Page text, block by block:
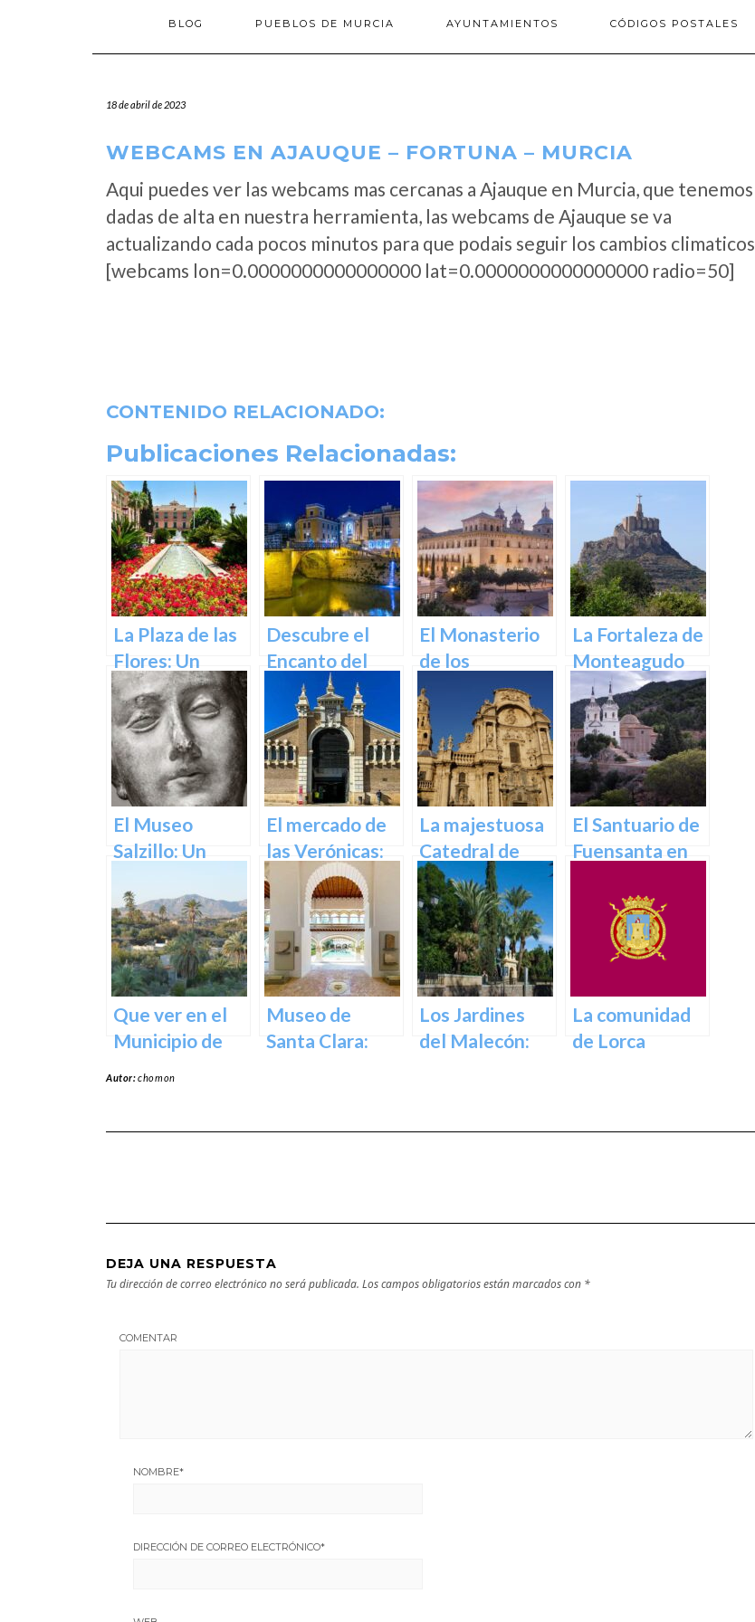
BLOG PUEBLOS DE MURCIA AYUNTAMIENTOS CÓDIGOS POSTALES
18 de abril de 2023
WEBCAMS EN AJAUQUE – FORTUNA – MURCIA
Aqui puedes ver las webcams mas cercanas a Ajauque en Murcia, que tenemos
dadas de alta en nuestra herramienta, las webcams de Ajauque se va
actualizando cada pocos minutos para que podais seguir los cambios climaticos
[webcams lon=0.0000000000000000 lat=0.0000000000000000 radio=50]
CONTENIDO RELACIONADO:
Publicaciones Relacionadas:
La Plaza de las
Flores: Un
Rincón de Color
en la Ciudad de
Murcia
Descubre el
Encanto del
Puente de los
Peligros en
Murcia: Un
Icono Histórico
y Cultural en el
Corazón de la
Ciudad
El Monasterio
de los
Jerónimos en
Murcia: Un
tesoro
arquitectónico
y espiritual en
el corazón de la
ciudad
La Fortaleza de
Monteagudo
El Museo
Salzillo: Un
Escultura
Barroca en
España en
Murcia
El mercado de
las Verónicas:
descubre el
mercado más
emblemático
de Murcia
La majestuosa
Catedral de
Murcia: un
tesoro
arquitectónico
y cultural
El Santuario de
Fuensanta en
Lugar de
Devoción y
Belleza Natural
Que ver en el
Municipio de
Museo de
Santa Clara:
Los Jardines
del Malecón:
La comunidad
de Lorca
Autor:chomon
DEJA UNA RESPUESTA
Tu dirección de correo electrónico no será publicada. Los campos obligatorios están marcados con *
COMENTAR
NOMBRE*
DIRECCIÓN DE CORREO ELECTRÓNICO*